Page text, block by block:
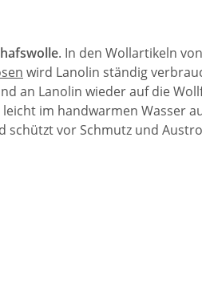
. In den Wollartikeln von
wird Lanolin ständig
an Lanolin wieder auf die
im handwarmen Wasser
schützt vor Schmutz und